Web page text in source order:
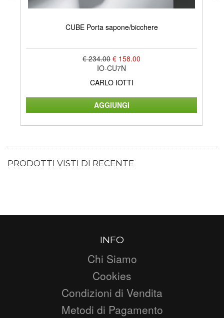
CUBE Porta sapone/bicchere
€ 234.00 € 158.00
IO-CU7N
CARLO IOTTI
PRODOTTI VISTI DI RECENTE
INFO
Chi Siamo
Cookies
Condizioni di Vendita
Metodi di Pagamento